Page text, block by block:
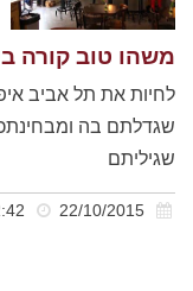
משהו טוב קורה
לחיות את תל אביב
שגדלתם בה
שגיליתם